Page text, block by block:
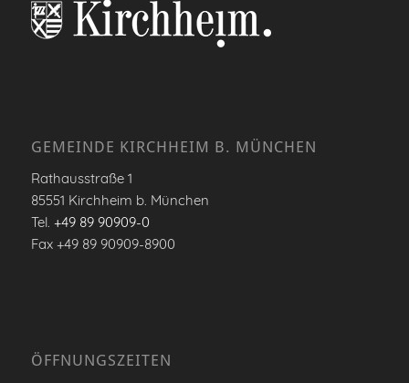
GEMEINDE KIRCHHEIM B. MÜNCHEN
Rathausstraße 1
85551 Kirchheim b. München
Tel. +49 89 90909-0
Fax +49 89 90909-8900
ÖFFNUNGSZEITEN